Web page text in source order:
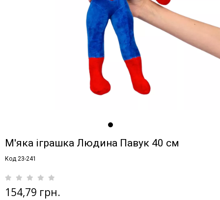
М'яка іграшка Людина Павук 40 см
Код 23-241
154,79 грн.